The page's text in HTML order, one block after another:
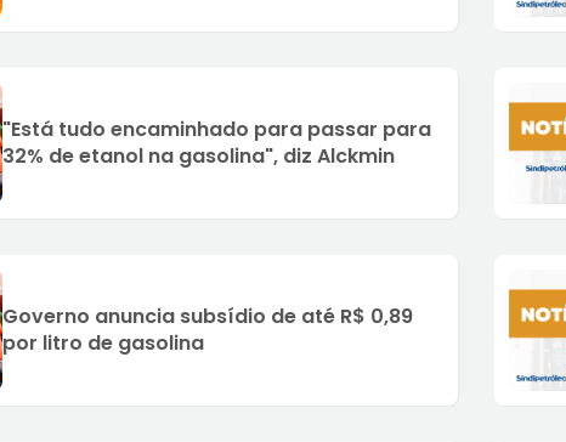
"Está tudo encaminhado para passar para
32% de etanol na gasolina", diz Alckmin
Governo anuncia subsídio de até R$ 0,89
por litro de gasolina